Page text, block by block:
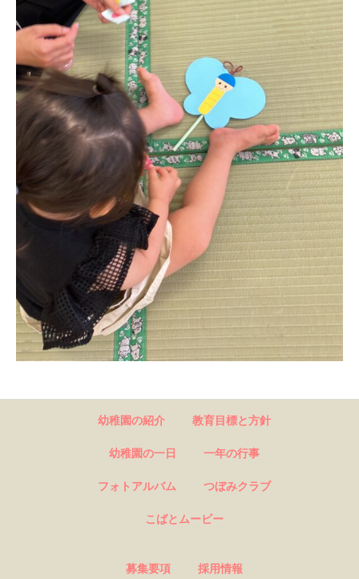
幼稚園の紹介 教育目標と方針
幼稚園の一日 一年の行事
フォトアルバム つぼみクラブ
こばとムービー
募集要項 採用情報